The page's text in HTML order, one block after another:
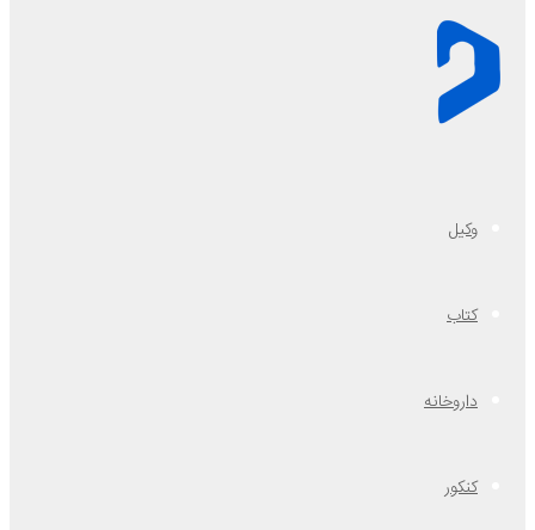
وکیل
کتاب
داروخانه
کنکور